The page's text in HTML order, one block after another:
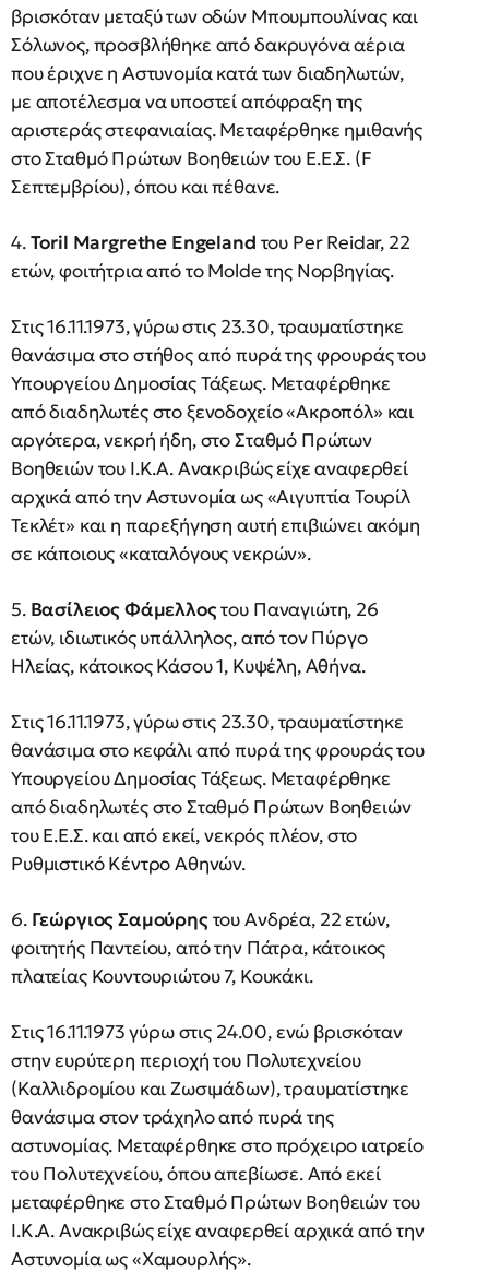
βρισκόταν μεταξύ των οδών Μπουμπουλίνας και
Σόλωνος, προσβλήθηκε από δακρυγόνα αέρια
που έριχνε η Αστυνομία κατά των διαδηλωτών,
με αποτέλεσμα να υποστεί απόφραξη της
αριστεράς στεφανιαίας. Μεταφέρθηκε ημιθανής
στο Σταθμό Πρώτων Βοηθειών του Ε.Ε.Σ. (F
Σεπτεμβρίου), όπου και πέθανε.
4.Toril Margrethe Engeland του Per Reidar, 22
ετών, φοιτήτρια από το Molde της Νορβηγίας.
Στις 16.11.1973, γύρω στις 23.30, τραυματίστηκε
θανάσιμα στο στήθος από πυρά της φρουράς του
Υπουργείου Δημοσίας Τάξεως. Μεταφέρθηκε
από διαδηλωτές στο ξενοδοχείο «Ακροπόλ» και
αργότερα, νεκρή ήδη, στο Σταθμό Πρώτων
Βοηθειών του Ι.Κ.Α. Ανακριβώς είχε αναφερθεί
αρχικά από την Αστυνομία ως «Αιγυπτία Τουρίλ
Τεκλέτ» και η παρεξήγηση αυτή επιβιώνει ακόμη
σε κάποιους «καταλόγους νεκρών».
5. Βασίλειος Φάμελλοςτου Παναγιώτη, 26
ετών, ιδιωτικός υπάλληλος, από τον Πύργο
Ηλείας, κάτοικος Κάσου 1, Κυψέλη, Αθήνα.
Στις 16.11.1973, γύρω στις 23.30, τραυματίστηκε
θανάσιμα στο κεφάλι από πυρά της φρουράς του
Υπουργείου Δημοσίας Τάξεως. Μεταφέρθηκε
από διαδηλωτές στο Σταθμό Πρώτων Βοηθειών
του Ε.Ε.Σ. και από εκεί, νεκρός πλέον, στο
Ρυθμιστικό Κέντρο Αθηνών.
6. Γεώργιος Σαμούρηςτου Ανδρέα, 22 ετών,
φοιτητής Παντείου, από την Πάτρα, κάτοικος
πλατείας Κουντουριώτου 7, Κουκάκι.
Στις 16.11.1973 γύρω στις 24.00, ενώ βρισκόταν
στην ευρύτερη περιοχή του Πολυτεχνείου
(Καλλιδρομίου και Ζωσιμάδων), τραυματίστηκε
θανάσιμα στον τράχηλο από πυρά της
αστυνομίας. Μεταφέρθηκε στο πρόχειρο ιατρείο
του Πολυτεχνείου, όπου απεβίωσε. Από εκεί
μεταφέρθηκε στο Σταθμό Πρώτων Βοηθειών του
Ι.Κ.Α. Ανακριβώς είχε αναφερθεί αρχικά από την
Αστυνομία ως «Χαμουρλής».